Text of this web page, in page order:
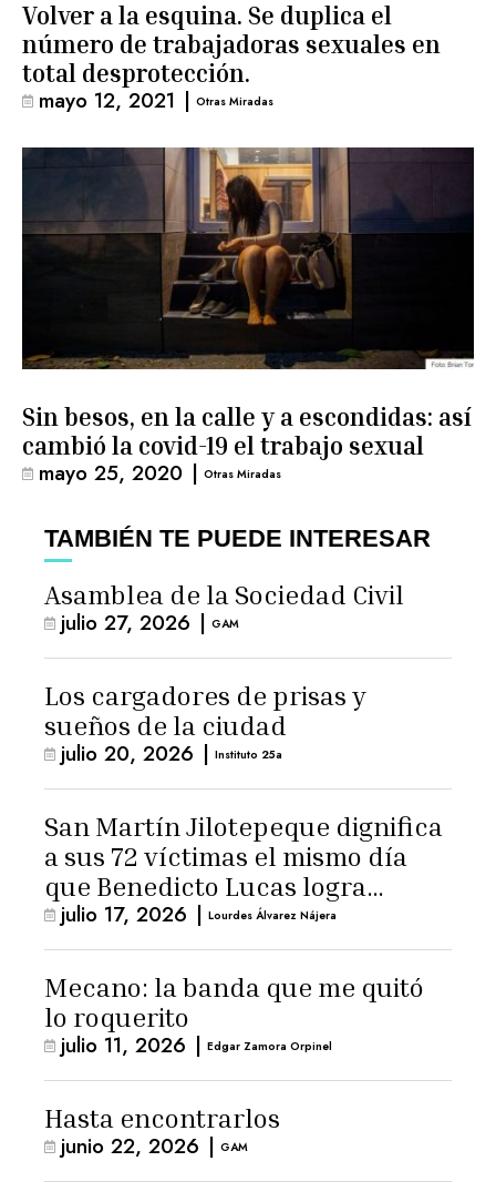
Volver a la esquina. Se duplica el
número de trabajadoras sexuales en
total desprotección.
mayo 12, 2021 | Otras Miradas
Sin besos, en la calle y a escondidas: así
cambió la covid-19 el trabajo sexual
mayo 25, 2020 | Otras Miradas
TAMBIÉN TE PUEDE INTERESAR
Asamblea de la Sociedad Civil
julio 27, 2026 | GAM
Los cargadores de prisas y
sueños de la ciudad
julio 20, 2026 | Instituto 25a
San Martín Jilotepeque dignifica
a sus 72 víctimas el mismo día
que Benedicto Lucas logra
arresto domiciliario
julio 17, 2026 | Lourdes Álvarez Nájera
Mecano: la banda que me quitó
lo roquerito
julio 11, 2026 | Edgar Zamora Orpinel
Hasta encontrarlos
junio 22, 2026 | GAM